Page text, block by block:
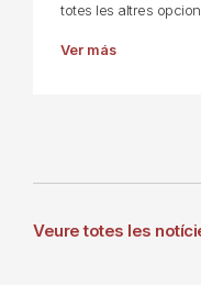
totes les altres
Ver más
Veure totes les